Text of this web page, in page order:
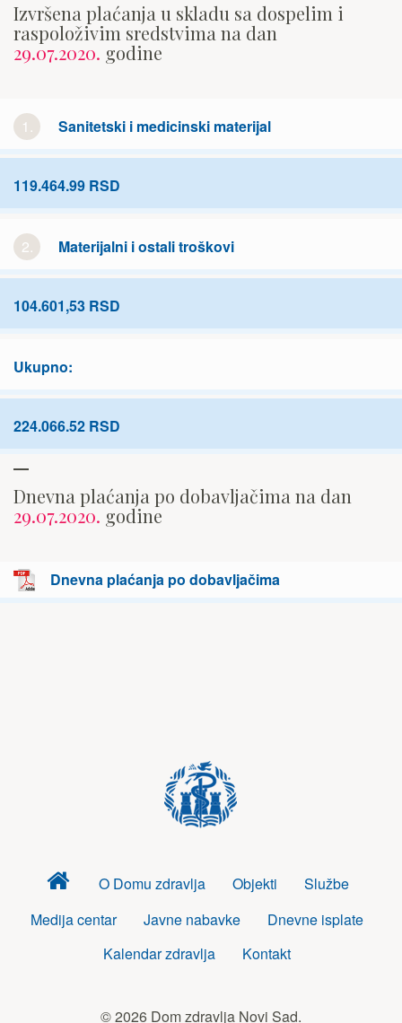
Izvršena plaćanja u skladu sa dospelim i
raspoloživim sredstvima na dan
29.07.2020. godine
1. Sanitetski i medicinski materijal
119.464.99 RSD
2. Materijalni i ostali troškovi
104.601,53 RSD
Ukupno:
224.066.52 RSD
Dnevna plaćanja po dobavljačima na dan
29.07.2020. godine
Dnevna plaćanja po dobavljačima
Dom
zdravlja
O Domu zdravlja Objekti
Službe
Medija centar
Javne nabavke
Dnevne isplate
Kalendar zdravlja
Kontakt
© 2026 Dom zdravlja Novi Sad.